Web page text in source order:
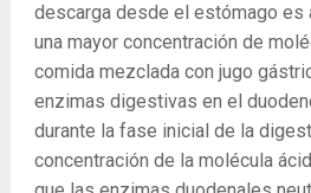
descarga desde el estómago es
una mayor concentración de
comida mezclada con jugo
enzimas digestivas en el
durante la fase inicial de la
concentración de la molécula